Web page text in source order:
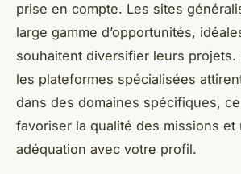
prise en compte. Les sites
large gamme d’opportunités,
souhaitent diversifier leurs projets.
les plateformes spécialisées
dans des domaines spécifiques,
favoriser la qualité des missions et
adéquation avec votre profil.